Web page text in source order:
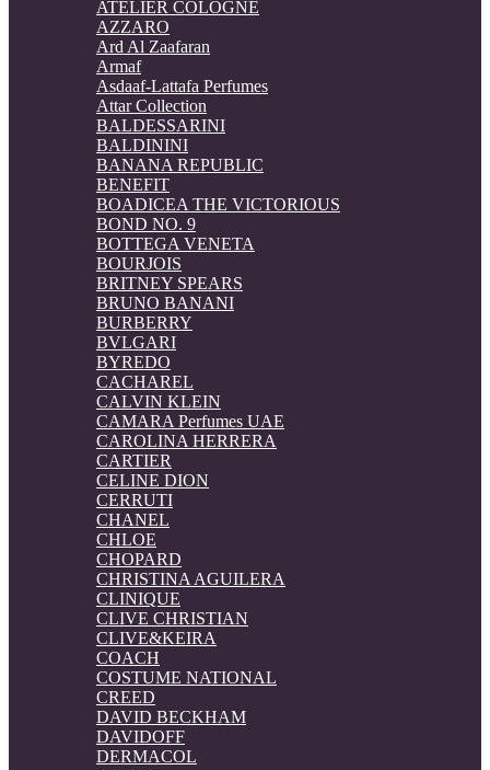
ATELIER COLOGNE
AZZARO
Ard Al Zaafaran
Armaf
Asdaaf-Lattafa Perfumes
Attar Collection
BALDESSARINI
BALDININI
BANANA REPUBLIC
BENEFIT
BOADICEA THE VICTORIOUS
BOND NO. 9
BOTTEGA VENETA
BOURJOIS
BRITNEY SPEARS
BRUNO BANANI
BURBERRY
BVLGARI
BYREDO
CACHAREL
CALVIN KLEIN
CAMARA Perfumes UAE
CAROLINA HERRERA
CARTIER
CELINE DION
CERRUTI
CHANEL
CHLOE
CHOPARD
CHRISTINA AGUILERA
CLINIQUE
CLIVE CHRISTIAN
CLIVE&KEIRA
COACH
COSTUME NATIONAL
CREED
DAVID BECKHAM
DAVIDOFF
DERMACOL